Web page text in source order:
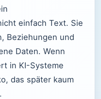
einfach Text. Sie
Beziehungen und
Daten. Wenn
in KI-Systeme
das später kaum